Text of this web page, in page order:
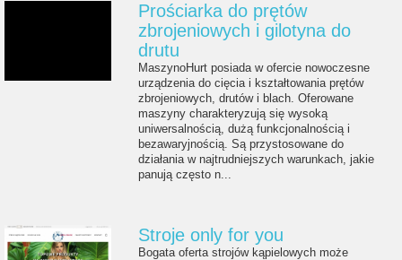
Prościarka do prętów
zbrojeniowych i gilotyna do
drutu
MaszynoHurt posiada w ofercie nowoczesne
urządzenia do cięcia i kształtowania prętów
zbrojeniowych, drutów i blach. Oferowane
maszyny charakteryzują się wysoką
uniwersalnością, dużą funkcjonalnością i
bezawaryjnością. Są przystosowane do
działania w najtrudniejszych warunkach, jakie
panują często n...
Stroje only for you
Bogata oferta strojów kąpielowych może